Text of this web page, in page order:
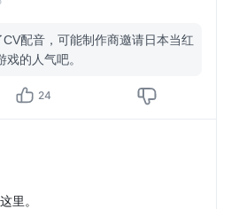
CV配音，可能制作商邀请日本当红
的人气吧。
24
里。